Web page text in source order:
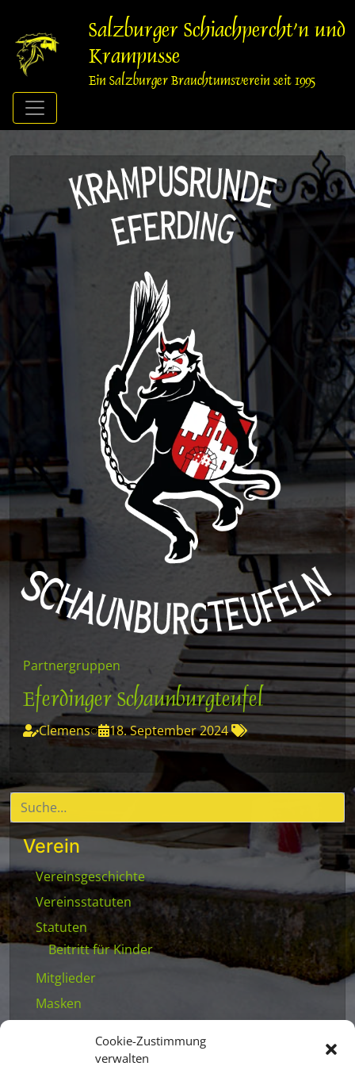
Cookie-Zustimmung
verwalten
Inhalt
Salzburger Schiachpercht'n und
Krampusse
Ein Salzburger Brauchtumsverein seit 1995
Partnergruppen
Eferdinger Schaunburgteufel
Clemens◌ 18. September 2024
Verein
Vereinsgeschichte
Vereinsstatuten
Statuten
Beitritt für Kinder
Mitglieder
Masken
Krampusse
Nikoläuse